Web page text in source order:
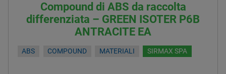
Compound di ABS da raccolta
differenziata – GREEN ISOTER P6B
ANTRACITE EA
ABS COMPOUND MATERIALI SIRMAX SPA